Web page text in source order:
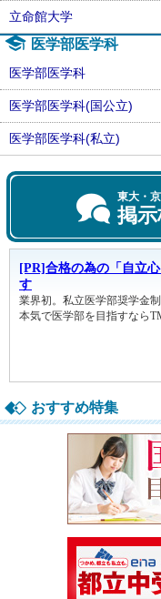
立命館大学
医学部医学科
医学部医学科
医学部医学科(国公立)
医学部医学科(私立)
東大・
掲
おすすめ特集